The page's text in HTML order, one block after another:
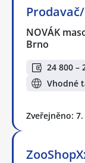
NOVÁK
Brno
24 800 –
Vhodné
Zveřejněno: